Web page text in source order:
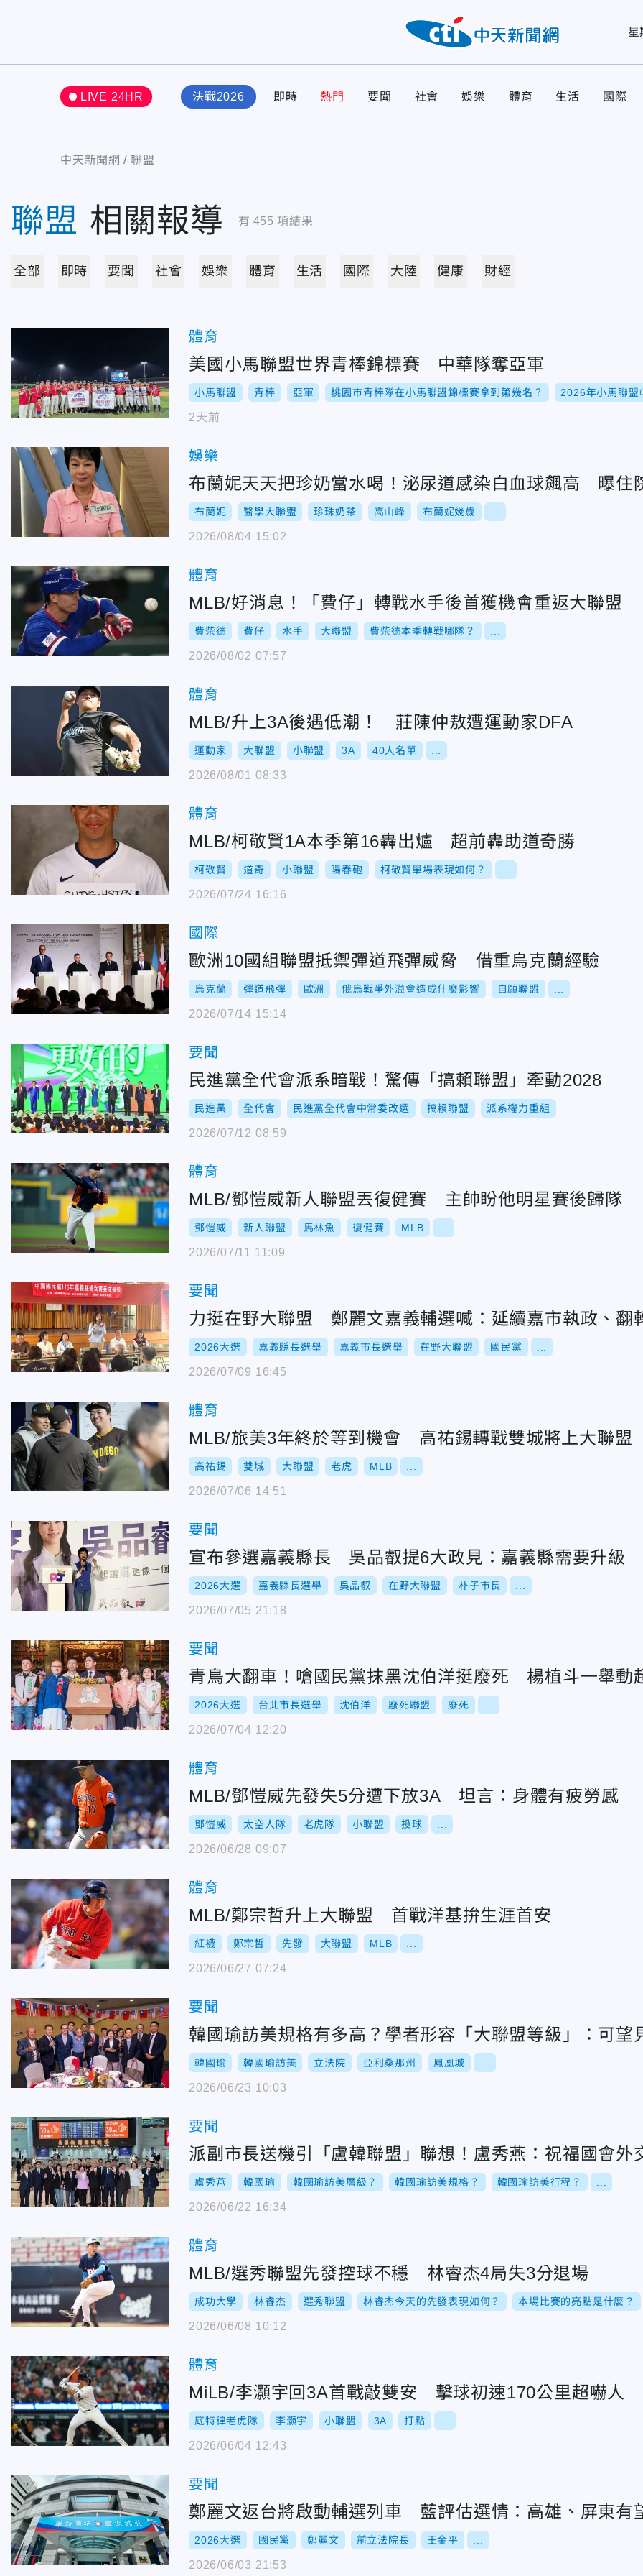
星
LIVE 24HR 決戰2026 即時 熱門 要聞 社會 娛樂 體育 生活 國際
中天新聞網 聯盟
聯盟 相關報導 有 455 項結果
全部 即時 要聞 社會 娛樂 體育 生活 國際 大陸 健康 財經
體育
美國小馬聯盟世界青棒錦標賽 中華隊奪亞軍
小馬聯盟 青棒 亞軍 桃園市青棒隊在小馬聯盟錦標賽拿到第幾名？ 2026年小馬聯盟
2天前
娛樂
布蘭妮天天把珍奶當水喝！泌尿道感染白血球飆高 曝住
布蘭妮 醫學大聯盟 珍珠奶茶 高山峰 布蘭妮幾歲
2026/08/04 15:02
體育
MLB/好消息！「費仔」轉戰水手後首獲機會重返大聯盟
費柴德 費仔 水手 大聯盟 費柴德本季轉戰哪隊？
2026/08/02 07:57
體育
MLB/升上3A後遇低潮！ 莊陳仲敖遭運動家DFA
運動家 大聯盟 小聯盟 3A 40人名單
2026/08/01 08:33
體育
MLB/柯敬賢1A本季第16轟出爐 超前轟助道奇勝
柯敬賢 道奇 小聯盟 陽春砲 柯敬賢單場表現如何？
2026/07/24 16:16
國際
歐洲10國組聯盟抵禦彈道飛彈威脅 借重烏克蘭經驗
烏克蘭 彈道飛彈 歐洲 俄烏戰爭外溢會造成什麼影響 自願聯盟
2026/07/14 15:14
要聞
民進黨全代會派系暗戰！驚傳「搞賴聯盟」牽動2028
民進黨 全代會 民進黨全代會中常委改選 搞賴聯盟 派系權力重組
2026/07/12 08:59
體育
MLB/鄧愷威新人聯盟丟復健賽 主帥盼他明星賽後歸隊
鄧愷威 新人聯盟 馬林魚 復健賽 MLB
2026/07/11 11:09
要聞
力挺在野大聯盟 鄭麗文嘉義輔選喊：延續嘉市執政、翻
2026大選 嘉義縣長選舉 嘉義市長選舉 在野大聯盟 國民黨
2026/07/09 16:45
體育
MLB/旅美3年終於等到機會 高祐錫轉戰雙城將上大聯盟
高祐錫 雙城 大聯盟 老虎 MLB
2026/07/06 14:51
要聞
宣布參選嘉義縣長 吳品叡提6大政見：嘉義縣需要升級
2026大選 嘉義縣長選舉 吳品叡 在野大聯盟 朴子市長
2026/07/05 21:18
要聞
青鳥大翻車！嗆國民黨抹黑沈伯洋挺廢死 楊植斗一舉動
2026大選 台北市長選舉 沈伯洋 廢死聯盟 廢死
2026/07/04 12:20
體育
MLB/鄧愷威先發失5分遭下放3A 坦言：身體有疲勞感
鄧愷威 太空人隊 老虎隊 小聯盟 投球
2026/06/28 09:07
體育
MLB/鄭宗哲升上大聯盟 首戰洋基拚生涯首安
紅襪 鄭宗哲 先發 大聯盟 MLB
2026/06/27 07:24
要聞
韓國瑜訪美規格有多高？學者形容「大聯盟等級」：可望
韓國瑜 韓國瑜訪美 立法院 亞利桑那州 鳳凰城
2026/06/23 10:03
要聞
派副市長送機引「盧韓聯盟」聯想！盧秀燕：祝福國會外
盧秀燕 韓國瑜 韓國瑜訪美層級？ 韓國瑜訪美規格？ 韓國瑜訪美行程？
2026/06/22 16:34
體育
MLB/選秀聯盟先發控球不穩 林睿杰4局失3分退場
成功大學 林睿杰 選秀聯盟 林睿杰今天的先發表現如何？ 本場比賽的亮點是什麼？
2026/06/08 10:12
體育
MiLB/李灝宇回3A首戰敲雙安 擊球初速170公里超嚇人
底特律老虎隊 李灝宇 小聯盟 3A 打點
2026/06/04 12:43
要聞
鄭麗文返台將啟動輔選列車 藍評估選情：高雄、屏東有
2026大選 國民黨 鄭麗文 前立法院長 王金平
2026/06/03 21:53